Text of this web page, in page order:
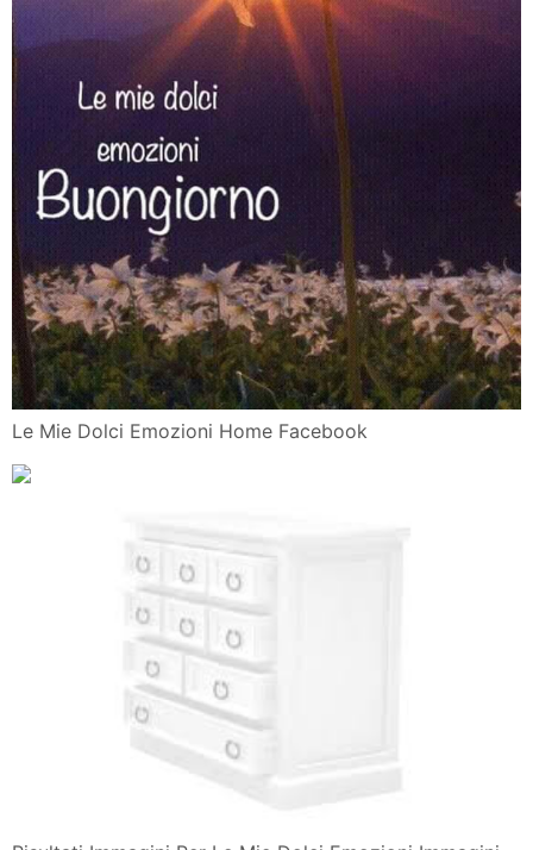
Le Mie Dolci Emozioni Home Facebook